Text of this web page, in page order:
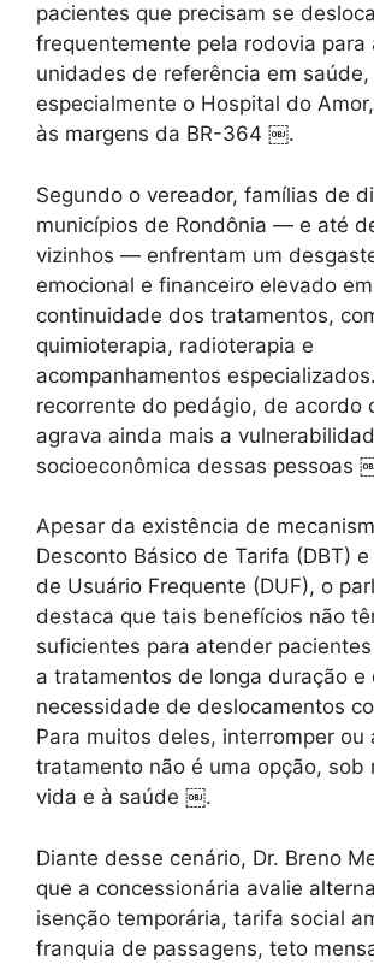
pacientes que precisam se
frequentemente pela rodovia para
unidades de referência em saúde,
especialmente o Hospital do
às margens da BR-364 ￼.
Segundo o vereador, famílias de
municípios de Rondônia — e até
vizinhos — enfrentam um
emocional e financeiro elevado
continuidade dos tratamentos,
quimioterapia, radioterapia e
acompanhamentos
recorrente do pedágio, de acordo
agrava ainda mais a
socioeconômica dessas pessoas
Apesar da existência de
Desconto Básico de Tarifa (DBT)
de Usuário Frequente (DUF), o
destaca que tais benefícios não
suficientes para atender
a tratamentos de longa duração e
necessidade de deslocamentos
Para muitos deles, interromper ou
tratamento não é uma opção, sob
vida e à saúde ￼.
Diante desse cenário, Dr. Breno
que a concessionária avalie
isenção temporária, tarifa social
franquia de passagens, teto